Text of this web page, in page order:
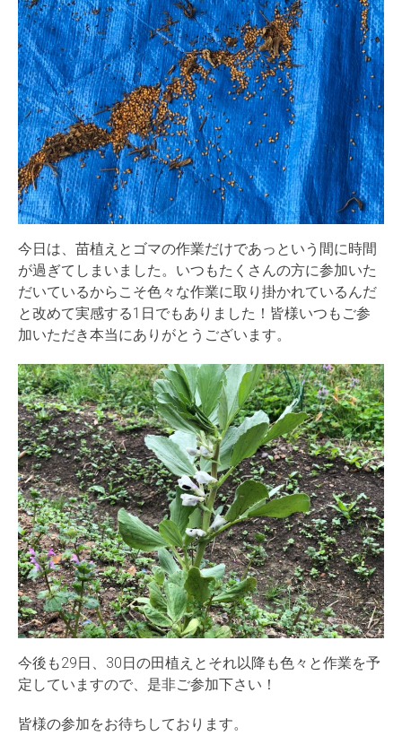
今日は、苗植えとゴマの作業だけであっという間に時間
が過ぎてしまいました。いつもたくさんの方に参加いた
だいているからこそ色々な作業に取り掛かれているんだ
と改めて実感する1日でもありました！皆様いつもご参
加いただき本当にありがとうございます。
今後も29日、30日の田植えとそれ以降も色々と作業を予
定していますので、是非ご参加下さい！
皆様の参加をお待ちしております。